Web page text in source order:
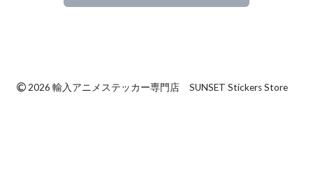
© 2026 輸入アニメステッカー専門店 SUNSET Stickers Store